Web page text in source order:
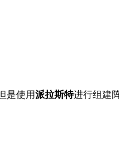
是使用派拉斯特进行组建